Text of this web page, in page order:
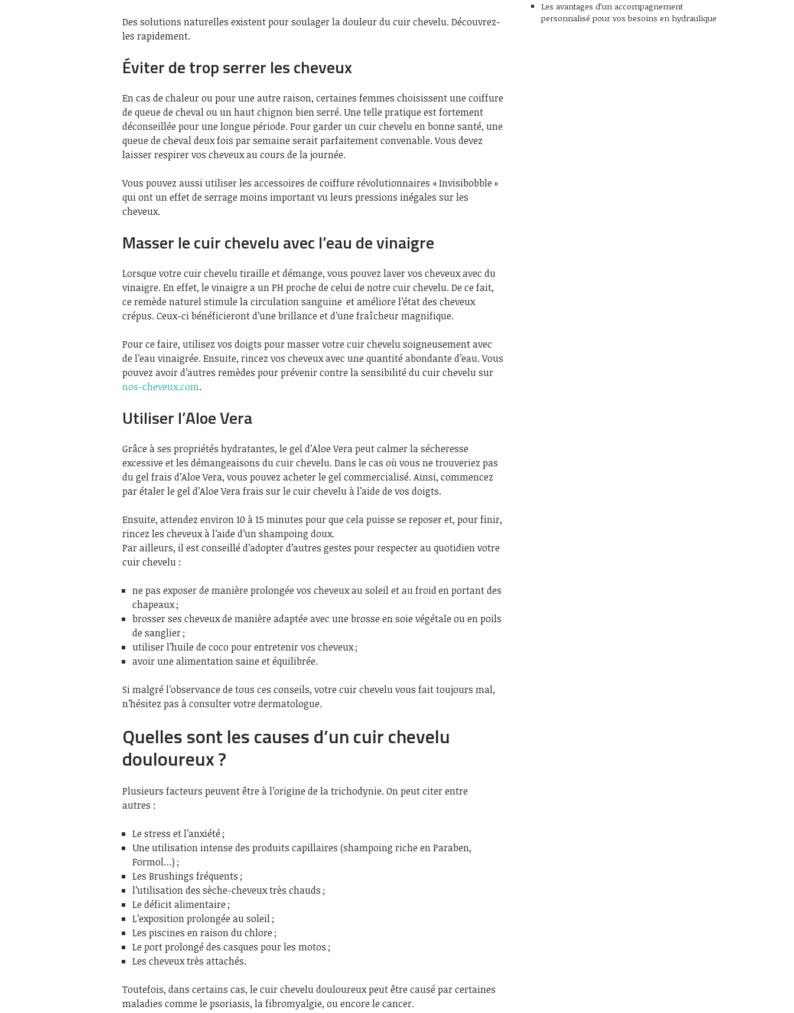
Des solutions naturelles existent pour soulager la douleur du cuir chevelu. Découvrez-
les rapidement.
Éviter de trop serrer les cheveux
En cas de chaleur ou pour une autre raison, certaines femmes choisissent une coiffure
de queue de cheval ou un haut chignon bien serré. Une telle pratique est fortement
déconseillée pour une longue période. Pour garder un cuir chevelu en bonne santé, une
queue de cheval deux fois par semaine serait parfaitement convenable. Vous devez
laisser respirer vos cheveux au cours de la journée.
Vous pouvez aussi utiliser les accessoires de coiffure révolutionnaires « Invisibobble »
qui ont un effet de serrage moins important vu leurs pressions inégales sur les
cheveux.
Masser le cuir chevelu avec l’eau de vinaigre
Lorsque votre cuir chevelu tiraille et démange, vous pouvez laver vos cheveux avec du
vinaigre. En effet, le vinaigre a un PH proche de celui de notre cuir chevelu. De ce fait,
ce remède naturel stimule la circulation sanguine et améliore l’état des cheveux
crépus. Ceux-ci bénéficieront d’une brillance et d’une fraîcheur magnifique.
Pour ce faire, utilisez vos doigts pour masser votre cuir chevelu soigneusement avec
de l’eau vinaigrée. Ensuite, rincez vos cheveux avec une quantité abondante d’eau. Vous
pouvez avoir d’autres remèdes pour prévenir contre la sensibilité du cuir chevelu sur
nos-cheveux.com.
Utiliser l’Aloe Vera
Grâce à ses propriétés hydratantes, le gel d’Aloe Vera peut calmer la sécheresse
excessive et les démangeaisons du cuir chevelu. Dans le cas où vous ne trouveriez pas
du gel frais d’Aloe Vera, vous pouvez acheter le gel commercialisé. Ainsi, commencez
par étaler le gel d’Aloe Vera frais sur le cuir chevelu à l’aide de vos doigts.
Ensuite, attendez environ 10 à 15 minutes pour que cela puisse se reposer et, pour finir,
rincez les cheveux à l’aide d’un shampoing doux.
Par ailleurs, il est conseillé d’adopter d’autres gestes pour respecter au quotidien votre
cuir chevelu :
ne pas exposer de manière prolongée vos cheveux au soleil et au froid en portant des
chapeaux ;
brosser ses cheveux de manière adaptée avec une brosse en soie végétale ou en poils
de sanglier ;
utiliser l’huile de coco pour entretenir vos cheveux ;
avoir une alimentation saine et équilibrée.
Si malgré l’observance de tous ces conseils, votre cuir chevelu vous fait toujours mal,
n’hésitez pas à consulter votre dermatologue.
Quelles sont les causes d’un cuir chevelu
douloureux ?
Plusieurs facteurs peuvent être à l’origine de la trichodynie. On peut citer entre
autres :
Le stress et l’anxiété ;
Une utilisation intense des produits capillaires (shampoing riche en Paraben,
Formol…) ;
Les Brushings fréquents ;
l’utilisation des sèche-cheveux très chauds ;
Le déficit alimentaire ;
L’exposition prolongée au soleil ;
Les piscines en raison du chlore ;
Le port prolongé des casques pour les motos ;
Les cheveux très attachés.
Toutefois, dans certains cas, le cuir chevelu douloureux peut être causé par certaines
maladies comme le psoriasis, la fibromyalgie, ou encore le cancer.
Les avantages d’un accompagnement
personnalisé pour vos besoins en hydraulique